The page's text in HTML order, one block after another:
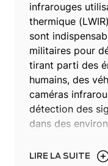
infrarouges
thermique (LWIR)
sont
militaires pour
tirant parti des
humains, des
caméras
détection des
dans des
En savoir plus
LIRE LA SUITE